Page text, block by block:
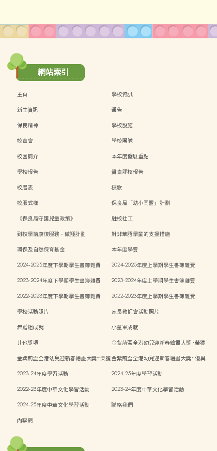
網站索引
主頁
學校資訊
新生資訊
通告
保良精神
學校設施
校董會
學校團隊
校園簡介
本年度發展重點
學校報告
質素評核報告
校曆表
校歌
校服式樣
保良局「幼小同盟」計劃
《保良局守護兒童政策》
駐校社工
到校學前康復服務 - 傲翔計劃
對非華語學童的支援措施
環保及自然保育基金
本年度學費
2024-2025年度下學期學生書簿雜費
2024-2025年度上學期學生書簿雜費
2023-2024年度下學期學生書簿雜費
2023-2024年度上學期學生書簿雜費
2022-2023年度下學期學生書簿雜費
2022-2023年度上學期學生書簿雜費
學校活動照片
家長教師會活動照片
舞蹈組成就
小童軍成就
其他獎項
金紫荊盃全港幼兒迎新春繪畫大獎~榮獲
金紫荊盃全港幼兒迎新春繪畫大獎~榮獲金紫荊盃全港幼兒迎新春繪畫大獎~優異
2023-24年度學習活動
2024-25年度學習活動
2022-23年度中華文化學習活動
2023-24年度中華文化學習活動
2024-25年度中華文化學習活動
聯絡我們
內聯網